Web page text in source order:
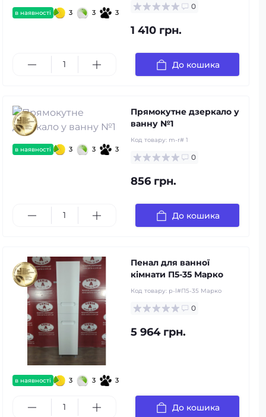
в наявності 3 3 3
0
1 410 грн.
До кошика
в наявності 3 3 3
Прямокутне дзеркало у
ванну №1
Код товару: m-r# 1
0
856 грн.
До кошика
в наявності 3 3 3
Пенал для ванної
кімнати П5-35 Марко
Код товару: p-l#П5-35 Марко
0
5 964 грн.
До кошика